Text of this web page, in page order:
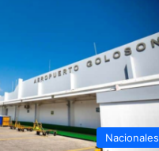
Nacionales